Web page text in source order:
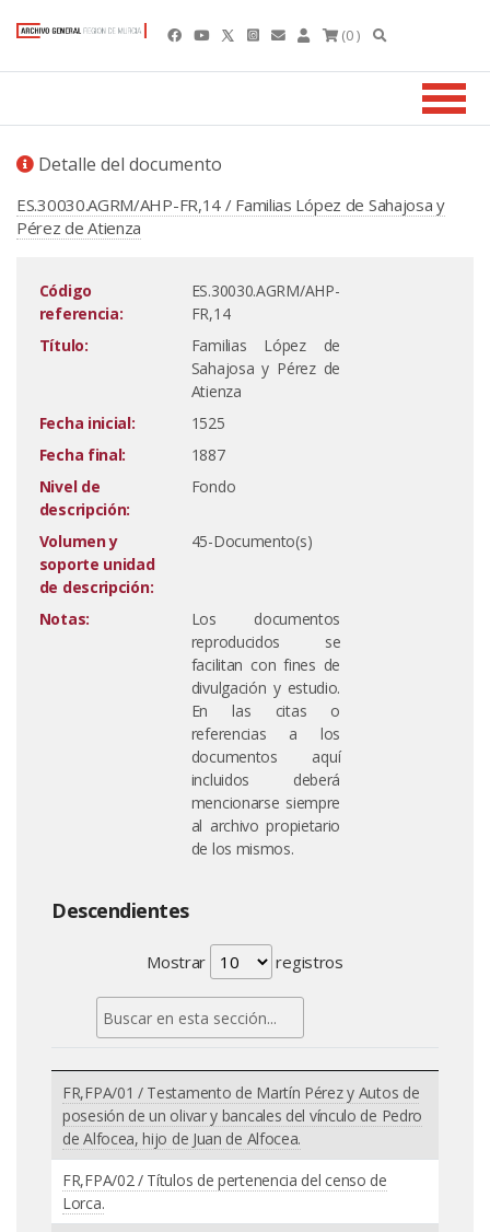
(0 )
Detalle del documento
ES.30030.AGRM/AHP-FR,14 / Familias López de Sahajosa y
Pérez de Atienza
Código
referencia:
ES.30030.AGRM/AHP-
FR,14
Título:
Familias López de
Sahajosa y Pérez de
Atienza
Fecha inicial:
1525
Fecha final:
1887
Nivel de
descripción:
Fondo
Volumen y
soporte unidad
de descripción:
45-Documento(s)
Notas:
Los documentos
reproducidos se
facilitan con fines de
divulgación y estudio.
En las citas o
referencias a los
documentos aquí
incluidos deberá
mencionarse siempre
al archivo propietario
de los mismos.
Descendientes
Mostrar registros
FR,FPA/01 / Testamento de Martín Pérez y Autos de
posesión de un olivar y bancales del vínculo de Pedro
de Alfocea, hijo de Juan de Alfocea.
FR,FPA/02 / Títulos de pertenencia del censo de
Lorca.